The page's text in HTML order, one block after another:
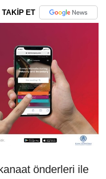
TAKİP ET
önderleri ile